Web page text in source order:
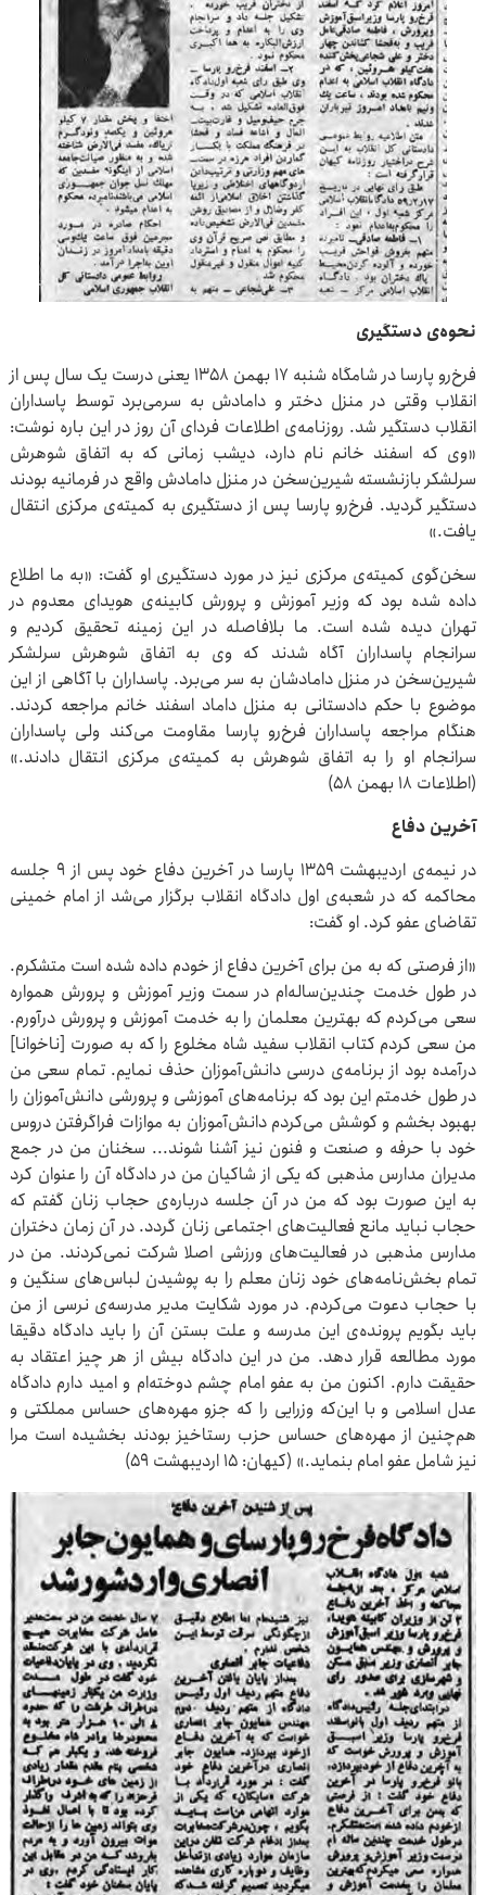
نحوه‌ی دستگیری
فرخ‌رو پارسا در شامگاه شنبه ۱۷ بهمن ۱۳۵۸ یعنی درست یک سال پس از
انقلاب وقتی در منزل دختر و دامادش به سرمی‌برد توسط پاسداران
انقلاب دستگیر شد. روزنامه‌ی اطلاعات فردای آن روز در این باره نوشت:
«وی که اسفند خانم نام دارد، دیشب زمانی که به اتفاق شوهرش
سرلشکر بازنشسته شیرین‌سخن در منزل دامادش واقع در فرمانیه بودند
دستگیر گردید. فرخ‌رو پارسا پس از دستگیری به کمیته‌ی مرکزی انتقال
یافت.»
سخن‌گوی کمیته‌ی مرکزی نیز در مورد دستگیری او گفت: «به ما اطلاع
داده شده بود که وزیر آموزش و پرورش کابینه‌ی هویدای معدوم در
تهران دیده شده است. ما بلافاصله در این زمینه تحقیق کردیم و
سرانجام پاسداران آگاه شدند که وی به اتفاق شوهرش سرلشکر
شیرین‌سخن در منزل دامادشان به سر می‌برد. پاسداران با آگاهی از این
موضوع با حکم دادستانی به منزل داماد اسفند خانم مراجعه کردند.
هنگام مراجعه پاسداران فرخ‌رو پارسا مقاومت می‌کند ولی پاسداران
سرانجام او را به اتفاق شوهرش به کمیته‌ی مرکزی انتقال دادند.»
(اطلاعات ۱۸ بهمن ۵۸)
آخرین دفاع
در نیمه‌ی اردیبهشت ۱۳۵۹ پارسا در آخرین دفاع خود پس از ۹ جلسه
محاکمه که در شعبه‌ی اول دادگاه انقلاب برگزار می‌شد از امام خمینی
تقاضای عفو کرد. او گفت:
«از فرصتی که به من برای آخرین دفاع از خودم داده شده است متشکرم.
در طول خدمت چندین‌ساله‌ام در سمت وزیر آموزش و پرورش همواره
سعی می‌کردم که بهترین معلمان را به خدمت آموزش و پرورش درآورم.
من سعی کردم کتاب انقلاب سفید شاه مخلوع را که به صورت [ناخوانا]
درآمده بود از برنامه‌ی درسی دانش‌آموزان حذف نمایم. تمام سعی من
در طول خدمتم این بود که برنامه‌های آموزشی و پرورشی دانش‌آموزان را
بهبود بخشم و کوشش می‌کردم دانش‌آموزان به موازات فراگرفتن دروس
خود با حرفه و صنعت و فنون نیز آشنا شوند... سخنان من در جمع
مدیران مدارس مذهبی که یکی از شاکیان من در دادگاه آن را عنوان کرد
به این صورت بود که من در آن جلسه درباره‌ی حجاب زنان گفتم که
حجاب نباید مانع فعالیت‌های اجتماعی زنان گردد. در آن زمان دختران
مدارس مذهبی در فعالیت‌های ورزشی اصلا شرکت نمی‌کردند. من در
تمام بخش‌نامه‌های خود زنان معلم را به پوشیدن لباس‌های سنگین و
با حجاب دعوت می‌کردم. در مورد شکایت مدیر مدرسه‌ی نرسی از من
باید بگویم پرونده‌ی این مدرسه و علت بستن آن را باید دادگاه دقیقا
مورد مطالعه قرار دهد. من در این دادگاه بیش از هر چیز اعتقاد به
حقیقت دارم. اکنون من به عفو امام چشم دوخته‌ام و امید دارم دادگاه
عدل اسلامی و با این‌که وزرایی را که جزو مهره‌های حساس مملکتی و
هم‌چنین از مهره‌های حساس حزب رستاخیز بودند بخشیده است مرا
نیز شامل عفو امام بنماید.» (کیهان: ۱۵ اردیبهشت ۵۹)